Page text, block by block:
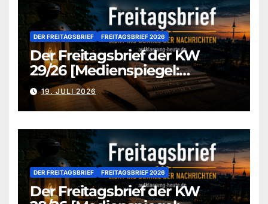
DER FREITAGSBRIEF FREITAGSBRIEF 2026
Der Freitagsbrief der KW
29/26 [Medienspiegel:
aufklaerung-heute.de]
19. JULI 2026
DER FREITAGSBRIEF FREITAGSBRIEF 2026
Der Freitagsbrief der KW